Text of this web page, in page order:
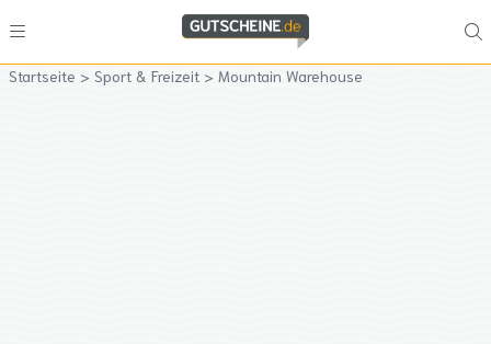
Startseite > Sport & Freizeit > Mountain Warehouse